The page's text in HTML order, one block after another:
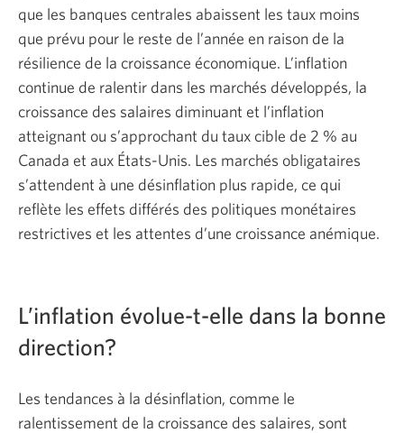
que les banques centrales abaissent les taux moins
que prévu pour le reste de l’année en raison de la
résilience de la croissance économique. L’inflation
continue de ralentir dans les marchés développés, la
croissance des salaires diminuant et l’inflation
atteignant ou s’approchant du taux cible de 2 % au
Canada et aux États-Unis. Les marchés obligataires
s’attendent à une désinflation plus rapide, ce qui
reflète les effets différés des politiques monétaires
restrictives et les attentes d’une croissance anémique.
L’inflation évolue-t-elle dans la bonne
direction?
Les tendances à la désinflation, comme le
ralentissement de la croissance des salaires, sont